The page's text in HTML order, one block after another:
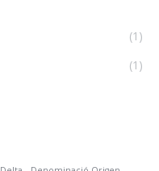
(1)
(1)